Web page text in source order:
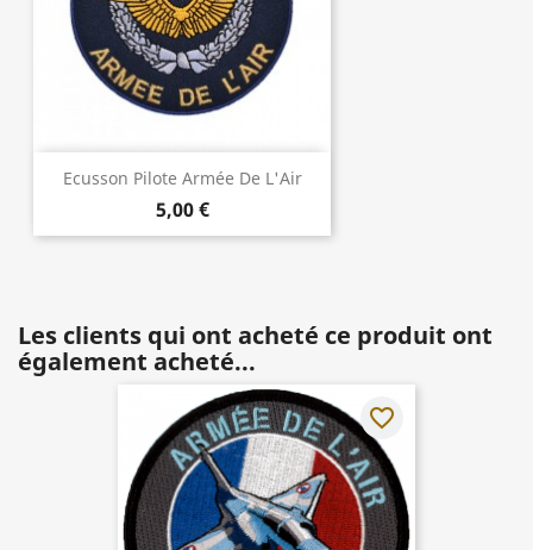
Ecusson Pilote Armée De L'Air
5,00 €
Les clients qui ont acheté ce produit ont
également acheté...
favorite_border